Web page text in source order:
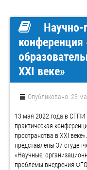
Научно-
конференция
XXI веке»
Опубликовано: 23
13 мая 2022 года в
практическая
пространства в XXI
представлены 37
«Научные,
проблемы внедрения